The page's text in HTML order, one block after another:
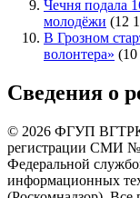
Чечня подала
молодёжи (12
В Грозном
волонтера» (10
Сведения о
© 2026 ФГУП ВГТРК
регистрации СМИ №
Федеральной
информационных